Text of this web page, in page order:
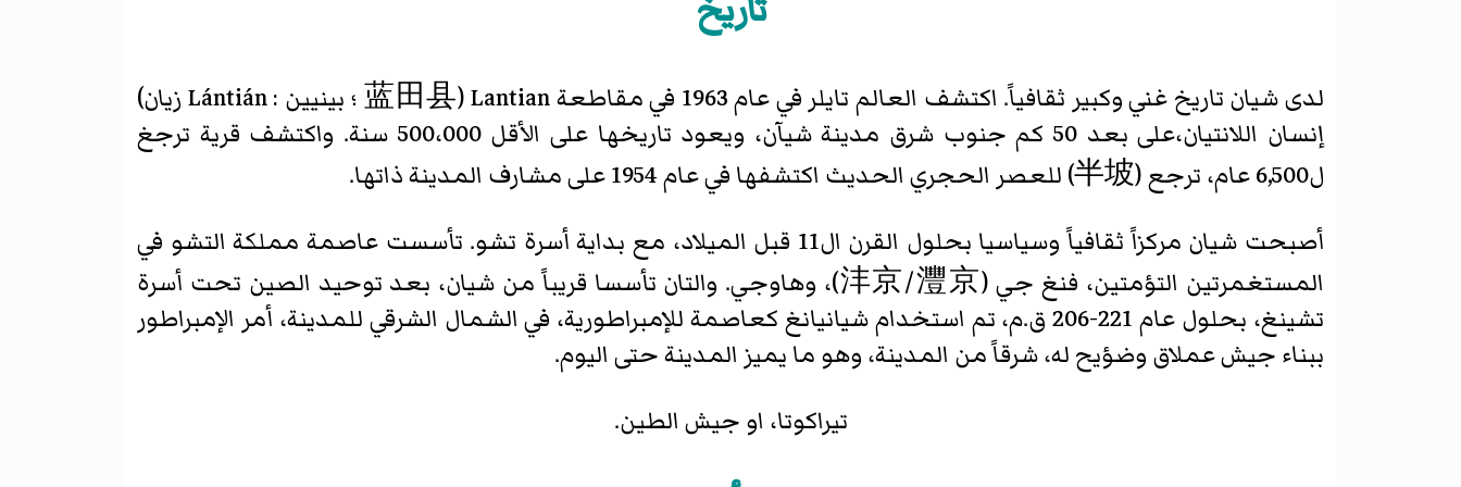
مقاطعة مونتغومري
لدى شيان تاريخ غني وكبير ثقافياً. اكتشف العالم تايلر في عام 1963 في مقاطعة Lantian (蓝田县 ؛ بينيين : Lántián زيان)
إنسان اللانتيان
،على بعد 50 كم جنوب شرق مدينة شيآن، ويعود تاريخها على الأقل 500،000 سنة. واكتشف قرية ترجغ
ل6,500 عام، ترجع (半坡) للعصر الحجري الحديث اكتشفها في عام 1954 على مشارف المدينة ذاتها.
أصبحت شيان مركزاً ثقافياً وسياسيا بحلول القرن ال11 قبل الميلاد، مع بداية أسرة تشو. تأسست عاصمة مملكة التشو في
المستغمرتين التؤمتين، فنغ جي (沣京/灃京)، وهاوجي. والتان تأسسا قريباً من شيان، بعد توحيد الصين تحت أسرة
تشينغ، بحلول عام 221-206 ق.م، تم استخدام شيانيانغ كعاصمة للإمبراطورية، في الشمال الشرقي للمدينة، أمر الإمبراطور
ببناء جيش عملاق وضؤيح له، شرقاً من المدينة، وهو ما يميز المدينة حتى اليوم.
تيراكوتا، او جيش الطين.